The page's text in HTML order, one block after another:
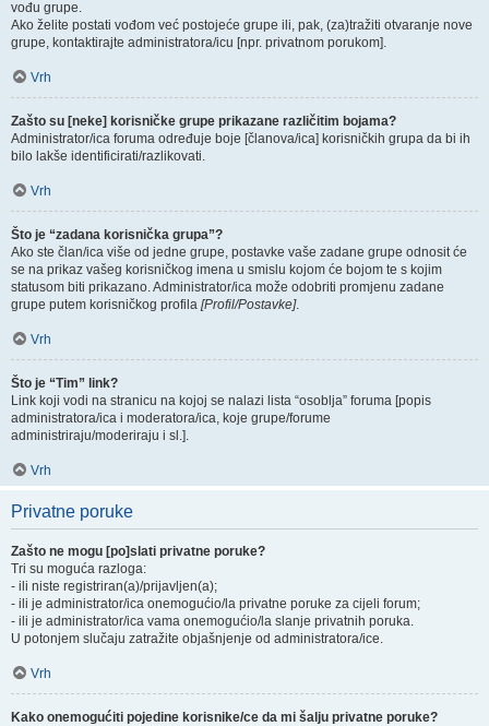
vođu grupe.
Ako želite postati vođom već postojeće grupe ili, pak, (za)tražiti otvaranje nove
grupe, kontaktirajte administratora/icu [npr. privatnom porukom].
Vrh
Zašto su [neke] korisničke grupe prikazane različitim bojama?
Administrator/ica foruma određuje boje [članova/ica] korisničkih grupa da bi ih
bilo lakše identificirati/razlikovati.
Vrh
Što je “zadana korisnička grupa”?
Ako ste član/ica više od jedne grupe, postavke vaše zadane grupe odnosit će
se na prikaz vašeg korisničkog imena u smislu kojom će bojom te s kojim
statusom biti prikazano. Administrator/ica može odobriti promjenu zadane
grupe putem korisničkog profila [Profil/Postavke].
Vrh
Što je “Tim” link?
Link koji vodi na stranicu na kojoj se nalazi lista “osoblja” foruma [popis
administratora/ica i moderatora/ica, koje grupe/forume
administriraju/moderiraju i sl.].
Vrh
Privatne poruke
Zašto ne mogu [po]slati privatne poruke?
Tri su moguća razloga:
- ili niste registriran(a)/prijavljen(a);
- ili je administrator/ica onemogućio/la privatne poruke za cijeli forum;
- ili je administrator/ica vama onemogućio/la slanje privatnih poruka.
U potonjem slučaju zatražite objašnjenje od administratora/ice.
Vrh
Kako onemogućiti pojedine korisnike/ce da mi šalju privatne poruke?